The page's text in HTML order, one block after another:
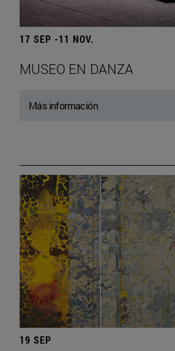
17 SEP -11 NOV.
MUSEO EN DANZA
Más información
19 SEP